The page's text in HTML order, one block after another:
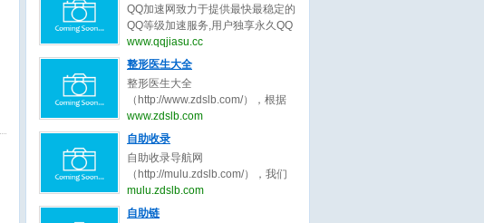
隆鼻,隆鼻手术,隆鼻多少钱,玻尿酸
隆鼻,耳软骨隆鼻,假体隆鼻,硅胶隆
鼻,隆鼻哪种好,隆鼻价格,隆鼻、隆
鼻修复、隆鼻整形医生预约就上隆
鼻信息查询网。
医生查询系统提供全国面部提升,面
部拉皮,面部除皱,面部线雕,面部年
轻化,面部整形医生等知名口碑专家
预约查询。了解面部提升,面部拉皮,
面部除皱,面部线雕,面部年轻化，面
部整形医生预约就上面部医生查询
网。
QQ加速网致力于提供最快最稳定的
QQ等级加速服务,用户独享永久QQ
等级代练，拥有最全面的QQ代挂、
等级计算、代理开通、代挂网搭
让海量用户快速提升QQ等级!
www.qqjiasu.cc
整形医生大全
整形医生大全
（http://www.zdslb.com/），根据
用户口碑收录全中国最好的整形医
生，包括不限于整形外科医生、微
形医生、吸脂整形医生、修复整形
医生、北京整形医生、上海整形医
生、广州整形医生、成都整形医
生、武汉整形医生。整形医生大
www.zdslb.com
自助收录
自助收录导航网
（http://mulu.zdslb.com/），我们
长期免费提供外链发布，和网站自
动秒收录服务，根据网站点击来路
mulu.zdslb.com
自助链